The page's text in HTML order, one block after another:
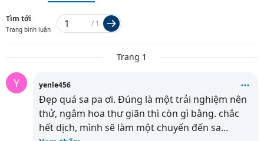
Tìm tới
Trang bình luận
/ 1
Trang 1
Y yenle456
Đẹp quá sa pa ơi. Đúng là một trải nghiệm nên
thử, ngắm hoa thư giãn thì còn gì bằng. chắc
hết dịch, mình sẽ làm một chuyến đến sa...